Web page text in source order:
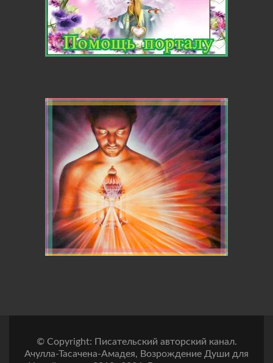
© Copyright: Писательский авторский канал.
Ачулла-Тасачена-Амадея, Возрождение Души для